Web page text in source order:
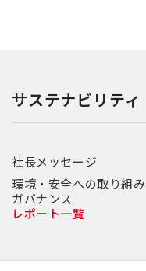
サステナビリティ
社長メッセージ
環境・安全への取り組み
ガバナンス
レポート一覧